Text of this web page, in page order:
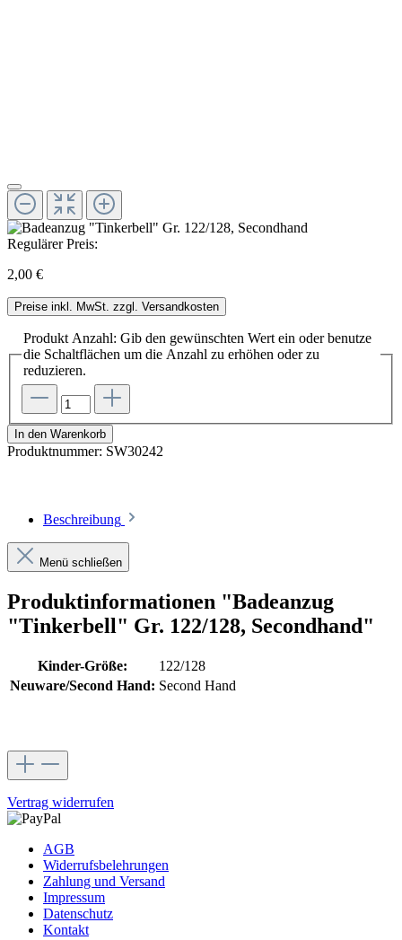
Regulärer Preis:
2,00 €
Preise inkl. MwSt. zzgl. Versandkosten
Produkt Anzahl: Gib den gewünschten Wert ein oder benutze
die Schaltflächen um die Anzahl zu erhöhen oder zu
reduzieren.
In den Warenkorb
Produktnummer: SW30242
Beschreibung
Menü schließen
Produktinformationen "Badeanzug
"Tinkerbell" Gr. 122/128, Secondhand"
Kinder-Größe:
122/128
Neuware/Second Hand: Second Hand
Vertrag widerrufen
AGB
Widerrufsbelehrungen
Zahlung und Versand
Impressum
Datenschutz
Kontakt